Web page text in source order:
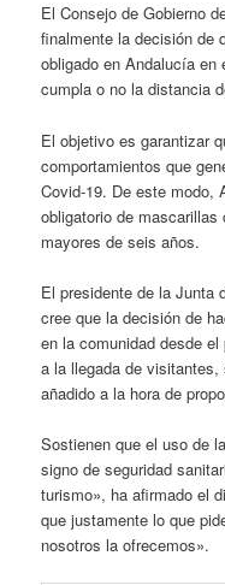
El Consejo de Gobierno
finalmente la decisión de
obligado en Andalucía
cumpla o no la distancia
El objetivo es garantizar
comportamientos que
Covid-19. De este modo,
obligatorio de
mayores de seis años.
El presidente de la Junta
cree que la decisión de
en la comunidad desde
a la llegada de
añadido a la hora de
Sostienen que el uso de
signo de seguridad
turismo», ha afirmado el
que justamente lo que
nosotros la ofrecemos».